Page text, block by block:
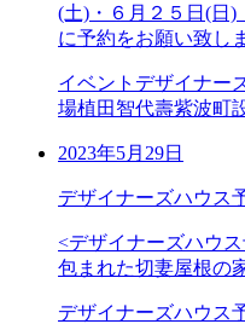
(土)・６月２５日(
に予約をお願い致し
イベント デザイナー
場植田智代壽紫波町
2023年5月29日
デザイナーズハウ
<デザイナーズハウ
包まれた切妻屋根
デザイナーズハウス